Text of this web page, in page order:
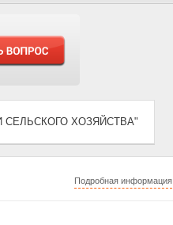
СЕЛЬСКОГО ХОЗЯЙСТВА"
Подробная информация